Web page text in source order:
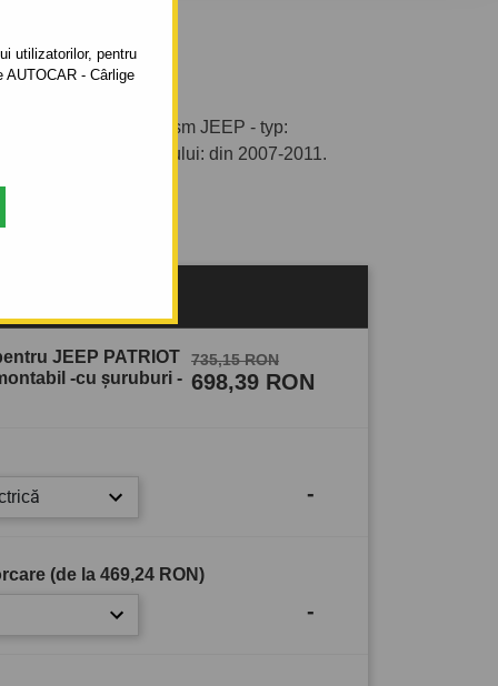
utilizatorilor, pentru
- Cârlige
pentru autoturism JEEP - typ:
a autoturismului: din 2007-2011.
JEEP PATRIOT
-cu şuruburi -
735,15 RON
698,39 RON
-
(de la 469,24 RON)
-